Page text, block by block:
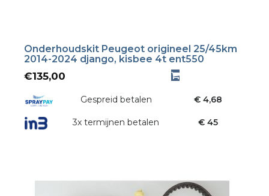
Onderhoudskit Peugeot origineel 25/45km
2014-2024 django, kisbee 4t ent550
€135,00
Gespreid betalen € 4,68
3x termijnen betalen € 45